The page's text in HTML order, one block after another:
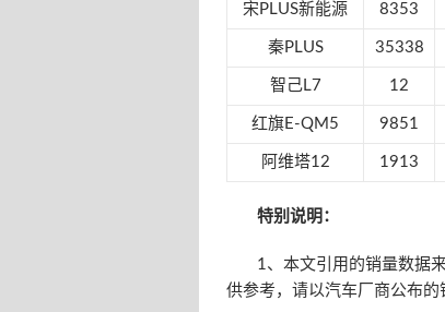
宋PLUS新能源 8353
秦PLUS 35338
智己L7 12
红旗E-QM5 9851
阿维塔12 1913
特别说明：
1、本文引用的销量数据来
供参考，请以汽车厂商公布的